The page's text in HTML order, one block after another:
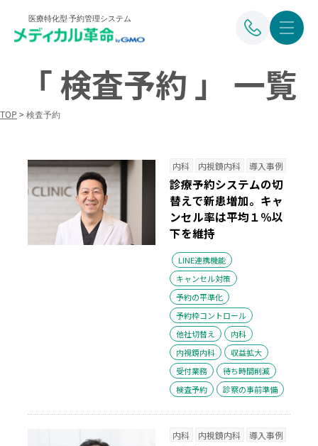
医療特化型 予約管理システム
「 検査予約 」 一覧
TOP > 検査予約
内科 内視鏡内科 導入事例
診療予約システムの切
替えで新患増加。キャ
ンセル率は平均１％以
下を維持
LINE連携機能
キャンセル対策
予約の平準化
予約枠コントロール
他社切替え
内科
内視鏡内科
収益拡大
受付業務
待ち時間削減
検査予約
診察の事前準備
内科 内視鏡内科 導入事例